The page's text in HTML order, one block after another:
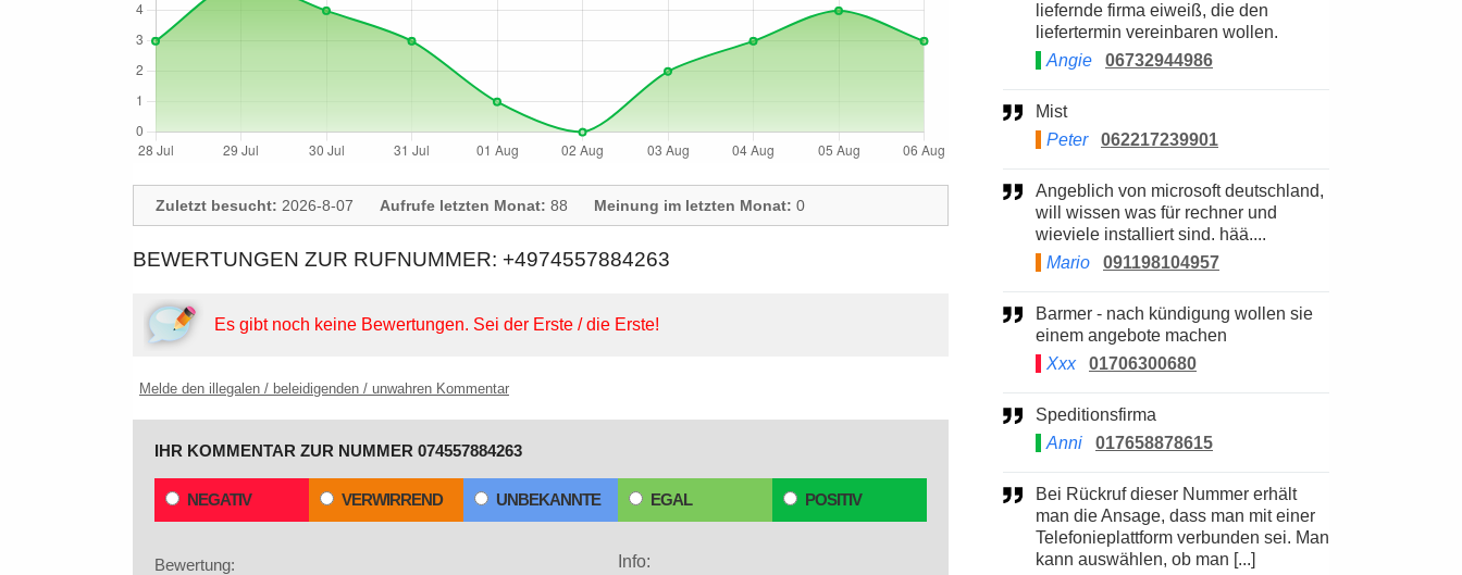
Zuletzt besucht: 2026-8-07 Aufrufe letzten Monat: 88 Meinung im letzten Monat: 0
BEWERTUNGEN ZUR RUFNUMMER: +4974557884263
Es gibt noch keine Bewertungen. Sei der Erste / die Erste!
Melde den illegalen / beleidigenden / unwahren Kommentar
IHR KOMMENTAR ZUR NUMMER 074557884263
NEGATIV VERWIRREND UNBEKANNTE EGAL POSITIV
Bewertung:
Info:
liefernde firma eiweiß, die den
liefertermin vereinbaren wollen.
Angie
06732944986
Mist
Peter
062217239901
Angeblich von microsoft deutschland,
will wissen was für rechner und
wieviele installiert sind. hää....
Mario
091198104957
Barmer - nach kündigung wollen sie
einem angebote machen
Xxx
01706300680
Speditionsfirma
Anni
017658878615
Bei Rückruf dieser Nummer erhält
man die Ansage, dass man mit einer
Telefonieplattform verbunden sei. Man
kann auswählen, ob man [...]